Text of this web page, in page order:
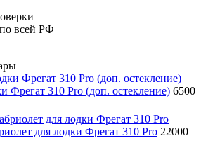
всей РФ
Фрегат 310 Pro (доп. остекление) 6500
для лодки Фрегат 310 Pro 22000